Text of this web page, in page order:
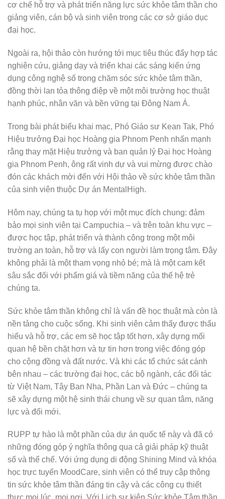
cơ chế hỗ trợ và phát triển năng lực sức khỏe tâm thần cho
giảng viên, cán bộ và sinh viên trong các cơ sở giáo dục
đại học.
Ngoài ra, hội thảo còn hướng tới mục tiêu thúc đẩy hợp tác
nghiên cứu, giảng dạy và triển khai các sáng kiến ứng
dụng công nghệ số trong chăm sóc sức khỏe tâm thần,
đồng thời lan tỏa thông điệp về một môi trường học thuật
hạnh phúc, nhân văn và bền vững tại Đông Nam Á.
Trong bài phát biểu khai mạc, Phó Giáo sư Kean Tak, Phó
Hiệu trưởng Đại học Hoàng gia Phnom Penh nhấn mạnh
rằng thay mặt Hiệu trưởng và ban quản lý Đại học Hoàng
gia Phnom Penh, ông rất vinh dự và vui mừng được chào
đón các khách mời đến với Hội thảo về sức khỏe tâm thần
của sinh viên thuộc Dự án MentalHigh.
Hôm nay, chúng ta tụ họp với một mục đích chung: đảm
bảo mọi sinh viên tại Campuchia – và trên toàn khu vực –
được học tập, phát triển và thành công trong một môi
trường an toàn, hỗ trợ và lấy con người làm trọng tâm. Đây
không phải là một tham vọng nhỏ bé; mà là một cam kết
sâu sắc đối với phẩm giá và tiềm năng của thế hệ trẻ
chúng ta.
Sức khỏe tâm thần không chỉ là vấn đề học thuật mà còn là
nền tảng cho cuộc sống. Khi sinh viên cảm thấy được thấu
hiểu và hỗ trợ, các em sẽ học tập tốt hơn, xây dựng mối
quan hệ bền chặt hơn và tự tin hơn trong việc đóng góp
cho cộng đồng và đất nước. Và khi các tổ chức sát cánh
bên nhau – các trường đại học, các bộ ngành, các đối tác
từ Việt Nam, Tây Ban Nha, Phần Lan và Đức – chúng ta
sẽ xây dựng một hệ sinh thái chung về sự quan tâm, năng
lực và đổi mới.
RUPP tự hào là một phần của dự án quốc tế này và đã có
những đóng góp ý nghĩa thông qua cả giải pháp kỹ thuật
số và thể chế. Với ứng dụng di động Shining Mind và khóa
học trực tuyến MoodCare, sinh viên có thể truy cập thông
tin sức khỏe tâm thần đáng tin cậy và các công cụ thiết